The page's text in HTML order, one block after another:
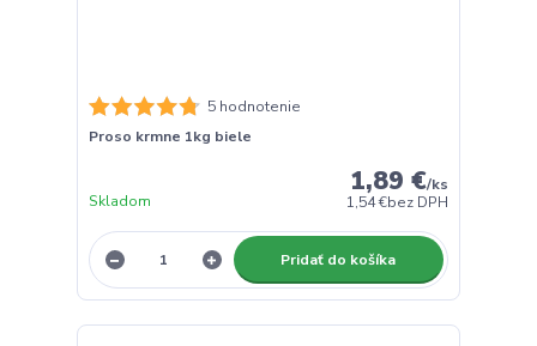
5 hodnotenie
Proso krmne 1kg biele
1,89 €/ks
1,54 €bez DPH
Skladom
Pridať do košíka